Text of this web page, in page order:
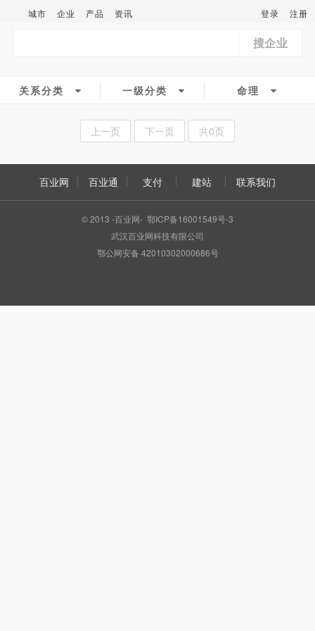
城市 企业 产品 资讯 登录 注册
搜企业
关系分类 一级分类 命理
上一页 下一页 共0页
百业网 百业通 支付 建站 联系我们
© 2013 -百业网- 鄂ICP备16001549号-3
武汉百业网科技有限公司
鄂公网安备 42010302000686号